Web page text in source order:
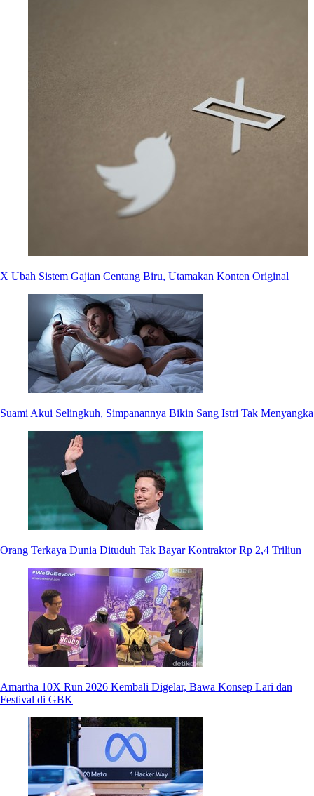
X Ubah Sistem Gajian Centang Biru, Utamakan Konten Original
Suami Akui Selingkuh, Simpanannya Bikin Sang Istri Tak Menyangka
Orang Terkaya Dunia Dituduh Tak Bayar Kontraktor Rp 2,4 Triliun
Amartha 10X Run 2026 Kembali Digelar, Bawa Konsep Lari dan
Festival di GBK